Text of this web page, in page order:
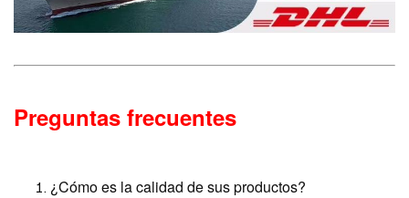
Preguntas frecuentes
¿Cómo es la calidad de sus productos?